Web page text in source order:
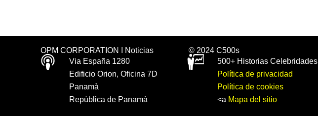
OPM CORPORATION I Noticias
Via España 1280
Edificio Orion, Oficina 7D
Panamà
Repùblica de Panamà
© 2024 C500s
500+ Historias Celebridades
Política de privacidad
Política de cookies
<a Mapa del sitio